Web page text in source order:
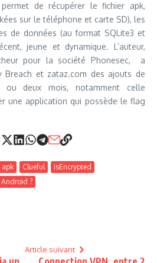
de récupérer le fichier apk,
sur le téléphone et carte SD), les
de données (au format SQLite3 et
jeune et dynamique. L’auteur,
pour la société Phonesec, a
Breach et zataz.com des ajouts de
ou deux mois, notamment celle
une application qui possède le flag
apk Clueful
isEncrypted
Android ?
Article suivant